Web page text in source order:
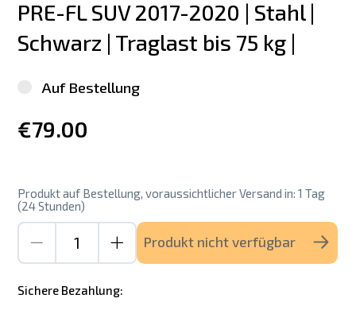
PRE-FL SUV 2017-2020 | Stahl |
Schwarz | Traglast bis 75 kg |
Auf Bestellung
€79.00
Produkt auf Bestellung, voraussichtlicher Versand in: 1 Tag
(24 Stunden)
Produkt nicht verfügbar
Sichere Bezahlung: